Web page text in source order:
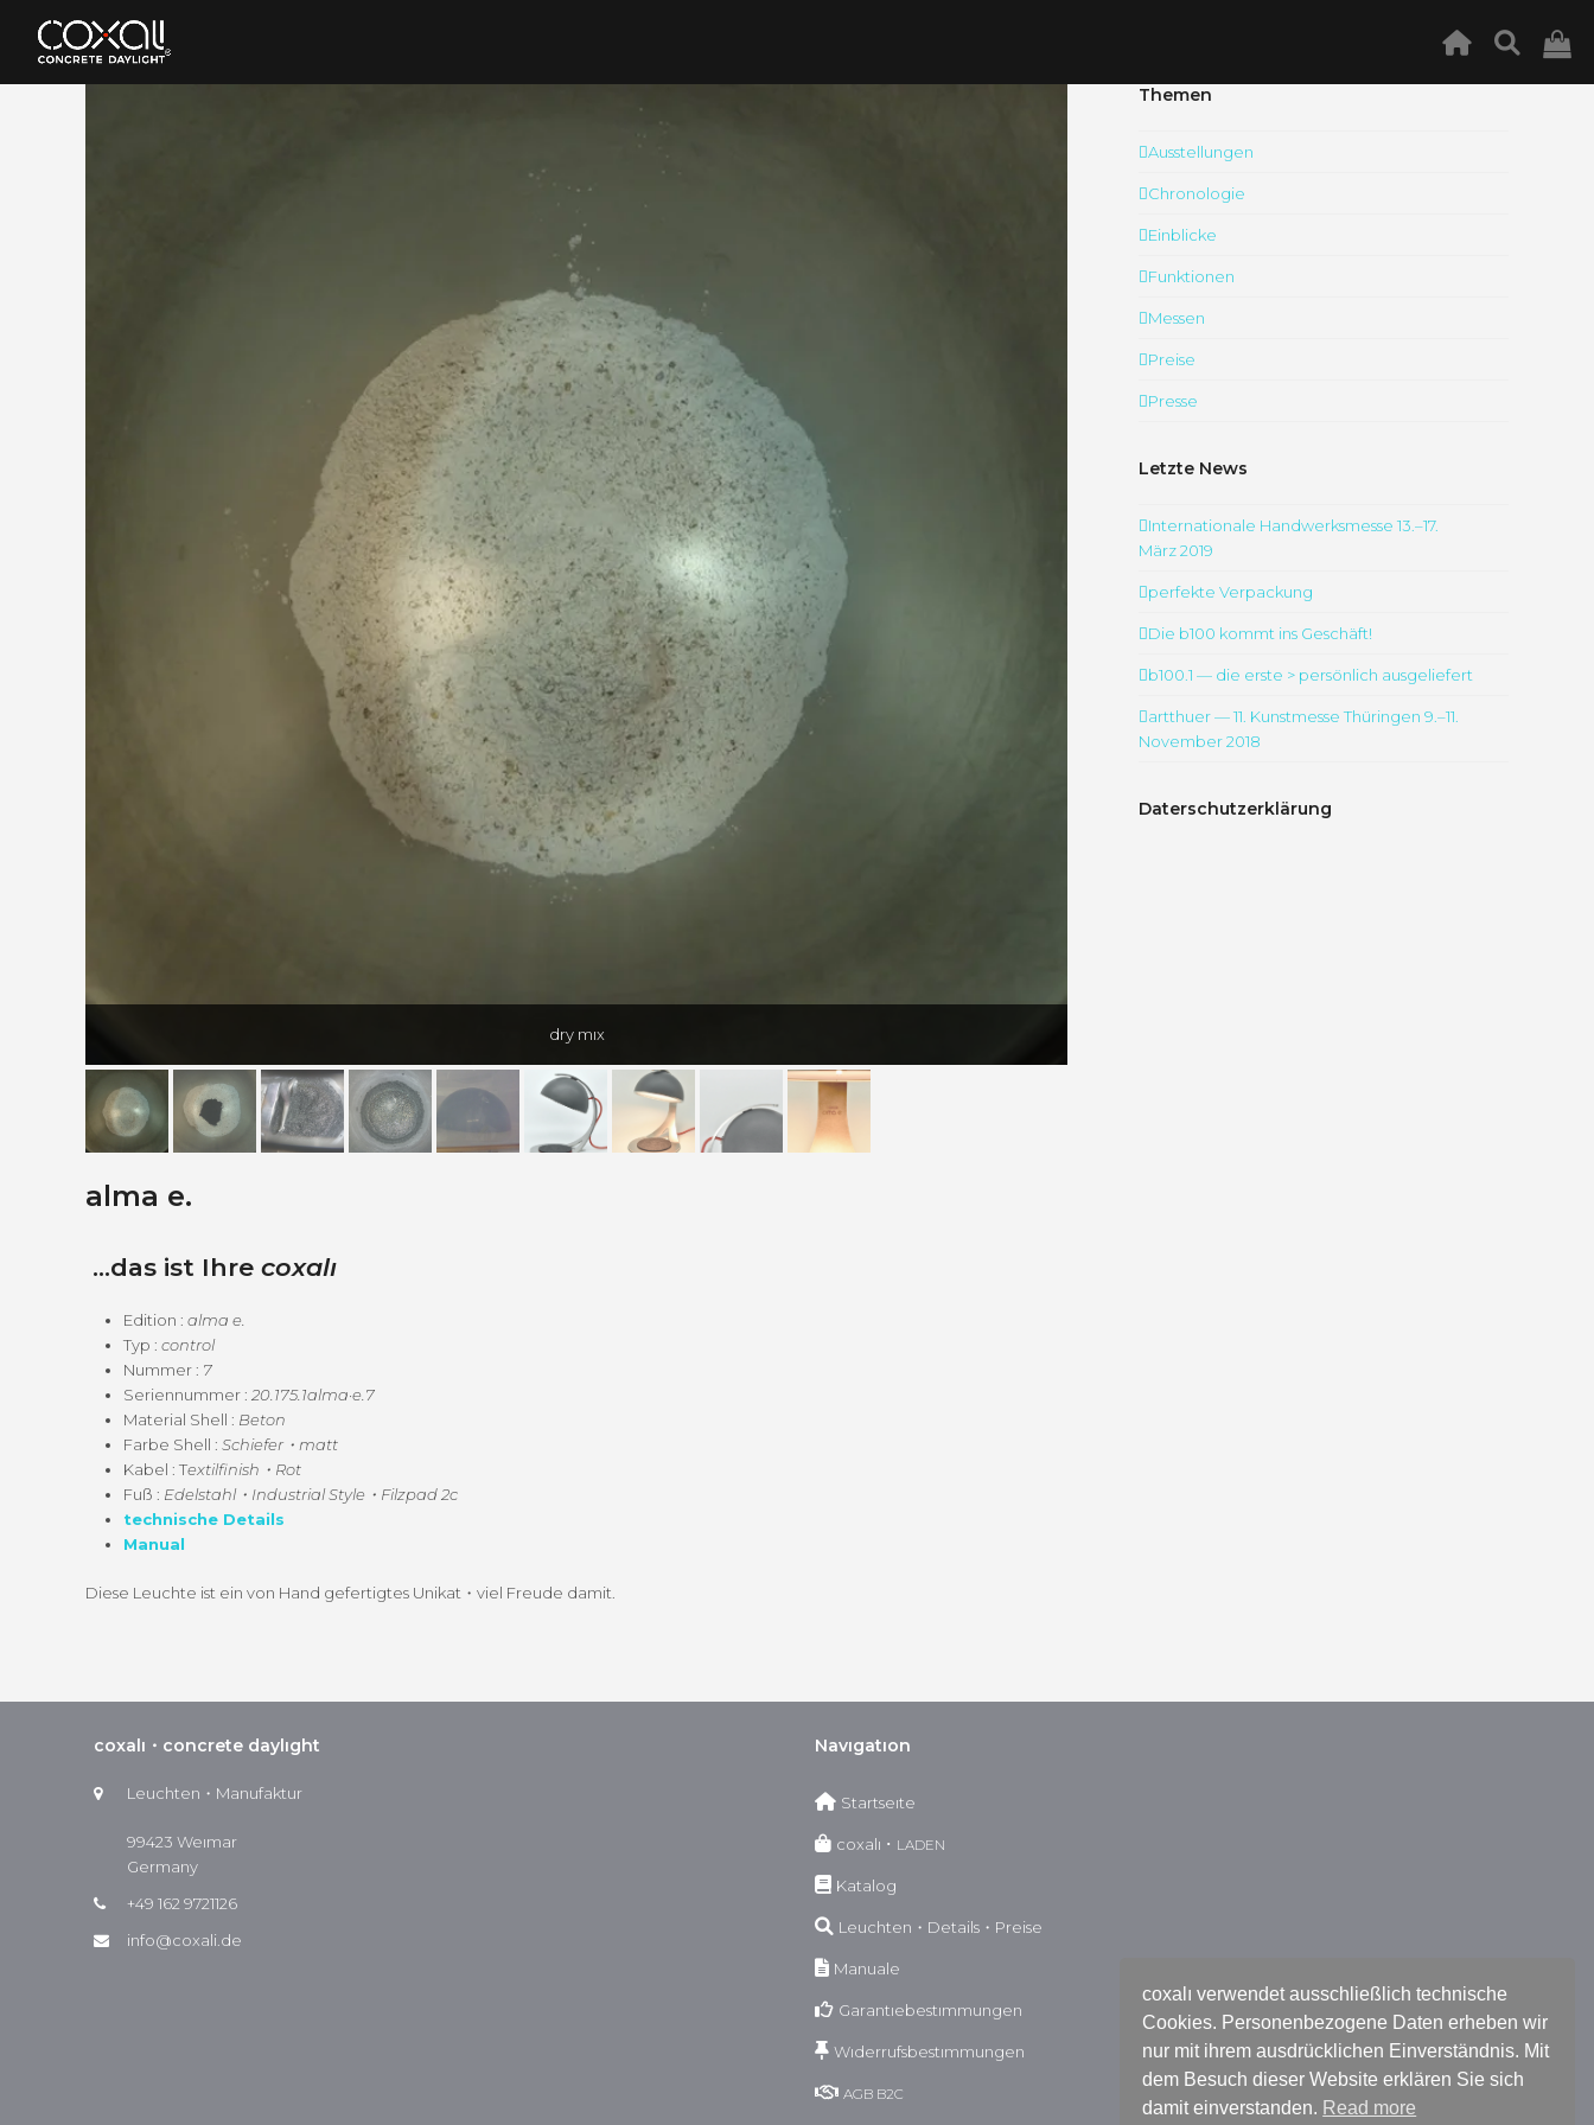
dry mıx
alma e.
…das ist Ihre coxalı
Edi­tion : alma e.
Typ : con­trol
Num­mer : 7
Seri­en­num­mer : 20.175.1alma·e.7
Mate­r­i­al Shell : Beton
Farbe Shell : Schiefer・matt
Kabel : Textilfinish・Rot
Fuß : Edelstahl・Industrial Style・Filzpad 2c
tech­nis­che Details
Man­u­al
Diese Leuchte ist ein von Hand gefer­tigtes Unikat・viel Freude damit.
Themen
Ausstellungen
Chronologie
Einblicke
Funktionen
Messen
Preise
Presse
Letzte News
Internationale Handwerksmesse 13.–17.
März 2019
perfekte Verpackung
Die b100 kommt ins Geschäft!
b100.1 — die erste > persönlich ausgeliefert
artthuer — 11. Kunstmesse Thüringen 9.–11.
November 2018
Daterschutzerklärung
coxalı・concrete daylıght
Leuchten・Manufaktur
99423 Weımar
Germany
+49 162 9721126
info@coxali.de
Navıgatıon
Startseıte
coxalı ･ LADEN
Katalog
Leuchten・Details・Preise
Manuale
Garantıebestımmungen
Wıderrufsbestımmungen
AGB B2C
coxalı verwendet ausschließlich technische
Cookies. Personenbezogene Daten erheben wir
nur mit ihrem ausdrücklichen Einverständnis. Mit
dem Besuch dieser Website erklären Sie sich
damit einverstanden. Read more